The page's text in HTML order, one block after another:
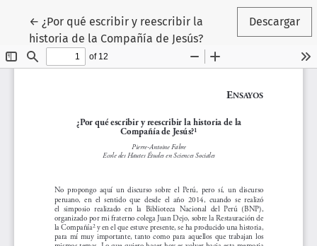
← Volver a los detalles del artículo
¿Por qué escribir y reescribir la
historia de la Compañía de Jesús?
Descargar